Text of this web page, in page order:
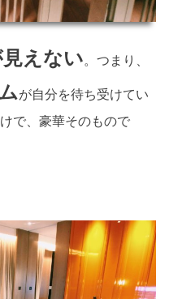
えない。つまり、
が自分を待ち受けてい
で、豪華そのもので